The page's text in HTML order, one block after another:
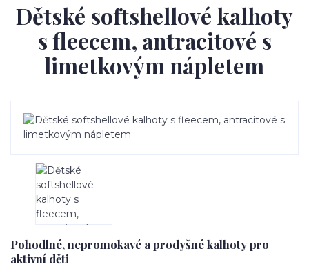
Dětské softshellové kalhoty
s fleecem, antracitové s
limetkovým nápletem
Pohodlné, nepromokavé a prodyšné kalhoty pro
aktivní děti